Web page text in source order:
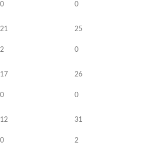
0 0
21
2
25
0
17
0
26
0
12
0
31
2